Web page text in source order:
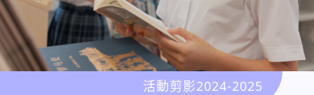
活動剪影2024-2025